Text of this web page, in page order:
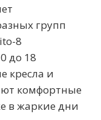
групп
8
до 18
кресла и
комфортные
в жаркие дни